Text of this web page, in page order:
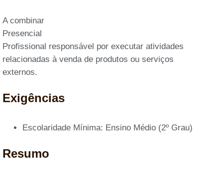
A combinar
Presencial
Profissional responsável por executar atividades
relacionadas à venda de produtos ou serviços
externos.
Exigências
Escolaridade Mínima: Ensino Médio (2º Grau)
Resumo